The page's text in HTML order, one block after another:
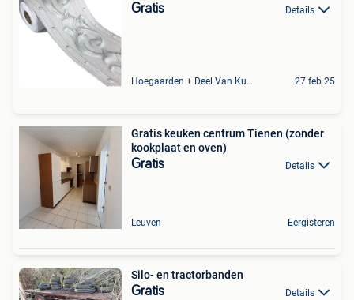
Gratis Details
Hoegaarden + Deel Van Kumtich + Deel Van Tienen 27 feb 25
Gratis keuken centrum Tienen (zonder
kookplaat en oven)
Gratis Details
Leuven Eergisteren
Silo- en tractorbanden
Gratis Details